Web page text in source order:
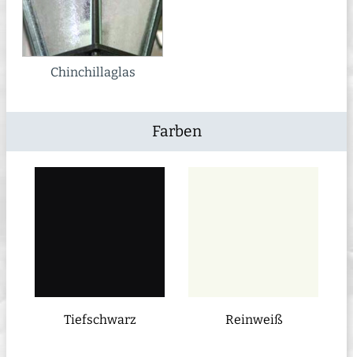
Chinchillaglas
Farben
Tiefschwarz Reinweiß